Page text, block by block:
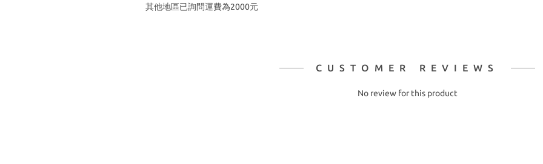
其他地區已詢問運費為2000元
CUSTOMER REVIEWS
No review for this product